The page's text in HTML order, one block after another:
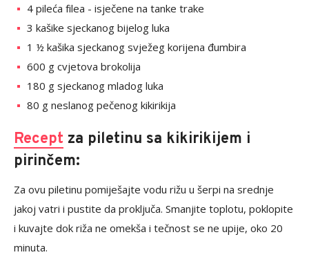
4 pileća filea - isječene na tanke trake
3 kašike sjeckanog bijelog luka
1 ½ kašika sjeckanog svježeg korijena đumbira
600 g cvjetova brokolija
180 g sjeckanog mladog luka
80 g neslanog pečenog kikirikija
Recept za piletinu sa kikirikijem i
pirinčem:
Za ovu piletinu pomiješajte vodu rižu u šerpi na srednje
jakoj vatri i pustite da proključa. Smanjite toplotu, poklopite
i kuvajte dok riža ne omekša i tečnost se ne upije, oko 20
minuta.